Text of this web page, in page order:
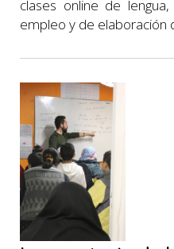
clases online de
empleo y de elaboración